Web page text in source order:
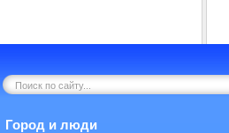
Город и люди